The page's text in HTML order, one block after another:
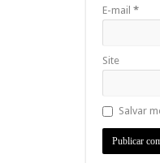
E-mail *
Site
Salvar